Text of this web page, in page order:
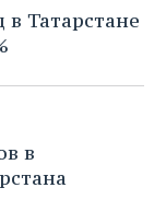
Татарстане
в